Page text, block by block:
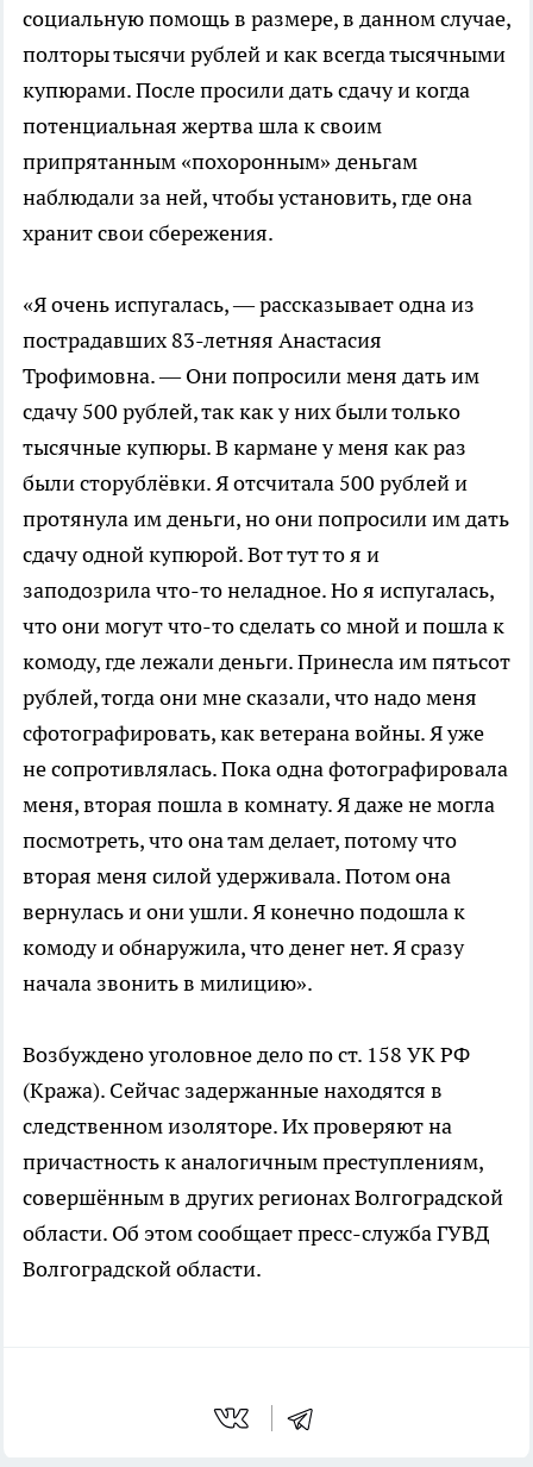
социальную помощь в размере, в данном случае,
полторы тысячи рублей и как всегда тысячными
купюрами. После просили дать сдачу и когда
потенциальная жертва шла к своим
припрятанным «похоронным» деньгам
наблюдали за ней, чтобы установить, где она
хранит свои сбережения.
«Я очень испугалась, — рассказывает одна из
пострадавших 83-летняя Анастасия
Трофимовна. — Они попросили меня дать им
сдачу 500 рублей, так как у них были только
тысячные купюры. В кармане у меня как раз
были сторублёвки. Я отсчитала 500 рублей и
протянула им деньги, но они попросили им дать
сдачу одной купюрой. Вот тут то я и
заподозрила что-то неладное. Но я испугалась,
что они могут что-то сделать со мной и пошла к
комоду, где лежали деньги. Принесла им пятьсот
рублей, тогда они мне сказали, что надо меня
сфотографировать, как ветерана войны. Я уже
не сопротивлялась. Пока одна фотографировала
меня, вторая пошла в комнату. Я даже не могла
посмотреть, что она там делает, потому что
вторая меня силой удерживала. Потом она
вернулась и они ушли. Я конечно подошла к
комоду и обнаружила, что денег нет. Я сразу
начала звонить в милицию».
Возбуждено уголовное дело по ст. 158 УК РФ
(Кража). Сейчас задержанные находятся в
следственном изоляторе. Их проверяют на
причастность к аналогичным преступлениям,
совершённым в других регионах Волгоградской
области. Об этом сообщает пресс-служба ГУВД
Волгоградской области.